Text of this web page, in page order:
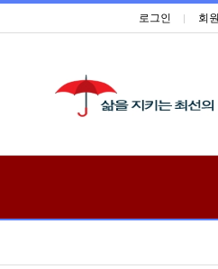
로그인 회